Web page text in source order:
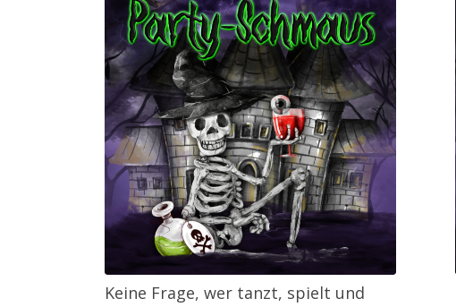
Keine Frage, wer tanzt, spielt und